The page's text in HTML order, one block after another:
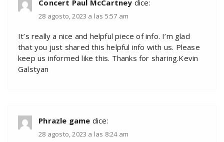
Concert Paul McCartney dice:
28 agosto, 2023 a las 5:57 am
It’s really a nice and helpful piece of info. I’m glad
that you just shared this helpful info with us. Please
keep us informed like this. Thanks for sharing.Kevin
Galstyan
Phrazle game dice:
28 agosto, 2023 a las 8:24 am